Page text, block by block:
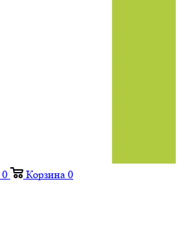
0 Корзина 0